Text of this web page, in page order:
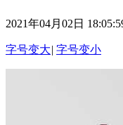
2021年04月02日
字号变大| 字号变小